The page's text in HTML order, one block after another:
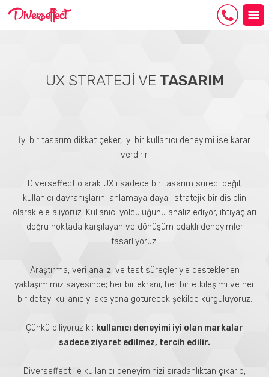
UX STRATEJİ VE TASARIM
İyi bir tasarım dikkat çeker, iyi bir kullanıcı deneyimi ise karar
verdirir.
Diverseffect olarak UX’i sadece bir tasarım süreci değil,
kullanıcı davranışlarını anlamaya dayalı stratejik bir disiplin
olarak ele alıyoruz. Kullanıcı yolculuğunu analiz ediyor, ihtiyaçları
doğru noktada karşılayan ve dönüşüm odaklı deneyimler
tasarlıyoruz.
Araştırma, veri analizi ve test süreçleriyle desteklenen
yaklaşımımız sayesinde; her bir ekranı, her bir etkileşimi ve her
bir detayı kullanıcıyı aksiyona götürecek şekilde kurguluyoruz.
Çünkü biliyoruz ki; kullanıcı deneyimi iyi olan markalar
sadece ziyaret edilmez, tercih edilir.
Diverseffect ile kullanıcı deneyiminizi sıradanlıktan çıkarıp,